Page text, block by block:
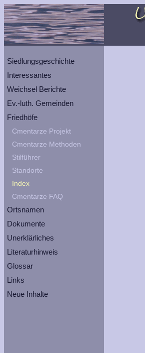
Siedlungsgeschichte
Interessantes
Weichsel Berichte
Ev.-luth. Gemeinden
Friedhöfe
Cmentarze Projekt
Cmentarze Methoden
Stilführer
Standorte
Index
Cmentarze FAQ
Ortsnamen
Dokumente
Unerklärliches
Literaturhinweis
Glossar
Links
Neue Inhalte